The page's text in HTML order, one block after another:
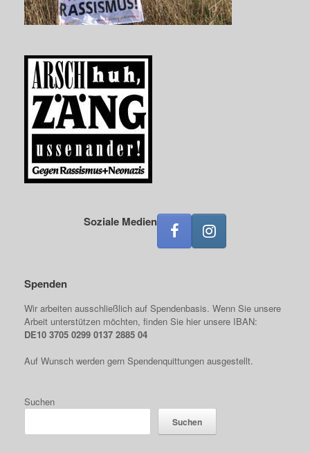
Soziale Medien
Spenden
Wir arbeiten ausschließlich auf Spendenbasis. Wenn Sie unsere
Arbeit unterstützen möchten, finden Sie hier unsere IBAN:
DE10 3705 0299 0137 2885 04
Auf Wunsch werden gern Spendenquittungen ausgestellt.
Suchen
Suchen